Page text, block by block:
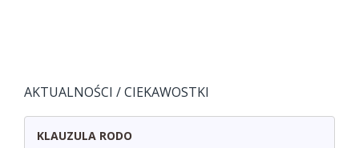
AKTUALNOŚCI / CIEKAWOSTKI
KLAUZULA RODO